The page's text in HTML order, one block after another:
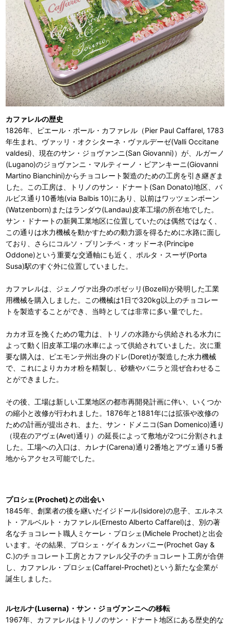
カファレルの歴史
1826年、ピエール・ポール・カファレル（Pier Paul Caffarel, 1783
年生まれ、ヴァッリ・オクシターネ・ヴァルデーゼ(Valli Occitane
valdesi)、現在のサン・ジョヴァンニ(San Giovanni)）が、ルガーノ
(Lugano)のジョヴァンニ・マルティーノ・ビアンキーニ(Giovanni
Martino Bianchini)からチョコレート製造のための工房を引き継ぎま
した。この工房は、トリノのサン・ドナート(San Donato)地区、バ
ルビス通り10番地(via Balbis 10)にあり、以前はワッツェンボーン
(Watzenborn)またはランダウ(Landau)皮革工場の所在地でした。
サン・ドナートの新興工業地区に位置していたのは偶然ではなく、
この通りは水力機械を動かすための動力源を得るために水路に面し
ており、さらにコルソ・プリンチペ・オッドーネ(Principe
Oddone)という重要な交通軸にも近く、ポルタ・スーザ(Porta
Susa)駅のすぐ外に位置していました。
カファレルは、ジェノヴァ出身のボゼッリ(Bozelli)が発明した工業
用機械を購入しました。この機械は1日で320kg以上のチョコレー
トを製造することができ、当時としては非常に多い量でした。
カカオ豆を挽くための電力は、トリノの水路から供給される水力に
よって動く旧皮革工場の水車によって供給されていました。次に重
要な購入は、ピエモンテ州出身のドレ(Doret)が製造した水力機械
で、これによりカカオ粉を精製し、砂糖やバニラと混ぜ合わせるこ
とができました。
その後、工場は新しい工業地区の都市再開発計画に伴い、いくつか
の縮小と改修が行われました。1876年と1881年には拡張や改修の
ための計画が提出され、また、サン・ドメニコ(San Domenico)通り
（現在のアヴェ(Avet)通り）の延長によって敷地が2つに分割されま
した。工場への入口は、カレナ(Carena)通り2番地とアヴェ通り5番
地からアクセス可能でした。
プロシェ(Prochet)との出会い
1845年、創業者の後を継いだイジドール(Isidore)の息子、エルネス
ト・アルベルト・カファレル(Ernesto Alberto Caffarel)は、別の著
名なチョコレート職人ミケーレ・プロシェ(Michele Prochet)と出会
います。その結果、プロシェ・ゲイ＆カンパニー(Prochet Gay &
C.)のチョコレート工房とカファレル父子のチョコレート工房が合併
し、カファレル・プロシェ(Caffarel-Prochet)という新たな企業が
誕生しました。
ルセルナ(Luserna)・サン・ジョヴァンニへの移転
1967年、カファレルはトリノのサン・ドナート地区にある歴史的な